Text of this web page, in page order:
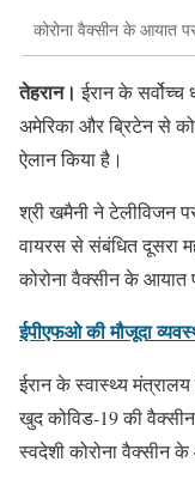
कोरोना वैक्सीन के आयात
तेहरान। ईरान के
अमेरिका और ब्रिटेन से
ऐलान किया है।
श्री खमैनी ने टेलीविजन
वायरस से संबंधित दूसरा
कोरोना वैक्सीन के आयात
ईपीएफओ की मौजूदा
ईरान के स्वास्थ्य
खुद कोविड-19 की
स्वदेशी कोरोना वैक्सीन